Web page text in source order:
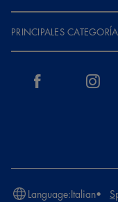
PRINCIPALES
Language:Italian